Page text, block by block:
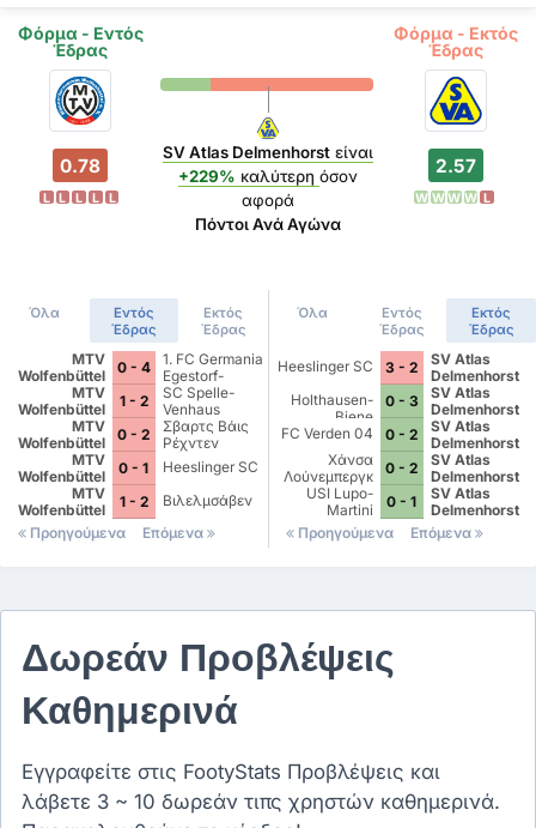
Φόρμα - Εντός
Έδρας
Φόρμα - Εκτός
Έδρας
0.78
L L L L L
SV Atlas Delmenhorstείναι
+229% καλύτερη όσον
αφορά
Πόντοι Ανά Αγώνα
2.57
W W W W L
Όλα
Εντός
Έδρας
Εκτός
Έδρας
MTV
Wolfenbüttel
0 - 4
1. FC Germania
Egestorf-
Langreder
MTV
Wolfenbüttel
1 - 2
SC Spelle-
Venhaus
MTV
Wolfenbüttel
0 - 2
Σβαρτς Βάις
Ρέχντεν
MTV
Wolfenbüttel
0 - 1
Heeslinger SC
MTV
Wolfenbüttel
1 - 2
Βιλελμσάβεν
Προηγούμενα
Επόμενα
Όλα
Εντός
Έδρας
Εκτός
Έδρας
Heeslinger SC 3 - 2
SV Atlas
Delmenhorst
Holthausen-
Biene
0 - 3
SV Atlas
Delmenhorst
FC Verden 04
0 - 2
SV Atlas
Delmenhorst
Χάνσα
Λούνεμπεργκ
0 - 2
SV Atlas
Delmenhorst
USI Lupo-
Martini
Wolfsburg
0 - 1
SV Atlas
Delmenhorst
Προηγούμενα
Επόμενα
Δωρεάν Προβλέψεις
Καθημερινά
Εγγραφείτε στις FootyStats Προβλέψεις και
λάβετε 3 ~ 10 δωρεάν τιπς χρηστών καθημερινά.